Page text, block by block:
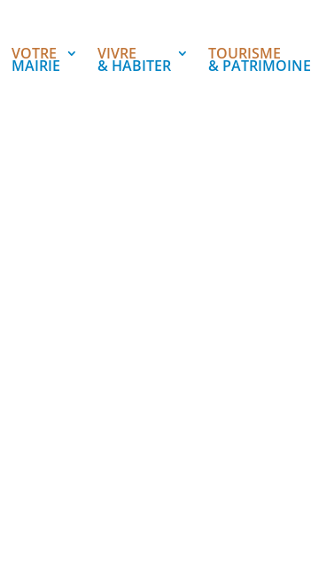
VOTRE
MAIRIE
VIVRE
& HABITER
TOURISME
& PATRIMOINE